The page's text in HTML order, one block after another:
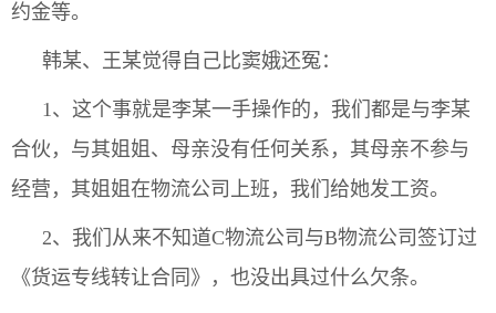
约金等。
韩某、王某觉得自己比窦娥还冤：
1、这个事就是李某一手操作的，我们都是与李某
合伙，与其姐姐、母亲没有任何关系，其母亲不参与
经营，其姐姐在物流公司上班，我们给她发工资。
2、我们从来不知道C物流公司与B物流公司签订过
《货运专线转让合同》，也没出具过什么欠条。